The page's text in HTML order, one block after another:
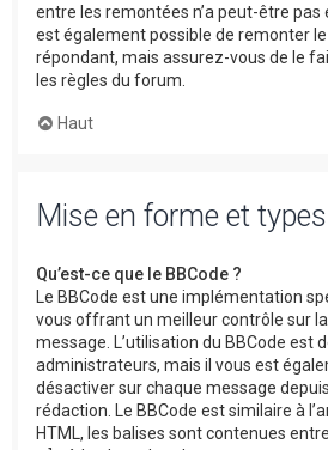
entre les remontées n’a peut-être pas
est également possible de remonter
répondant, mais assurez-vous de le
les règles du forum.
Haut
Mise en forme et
Qu’est-ce que le BBCode ?
Le BBCode est une implémentation
vous offrant un meilleur contrôle sur
message. L’utilisation du BBCode est
administrateurs, mais il vous est
désactiver sur chaque message
rédaction. Le BBCode est similaire à
HTML, les balises sont contenues